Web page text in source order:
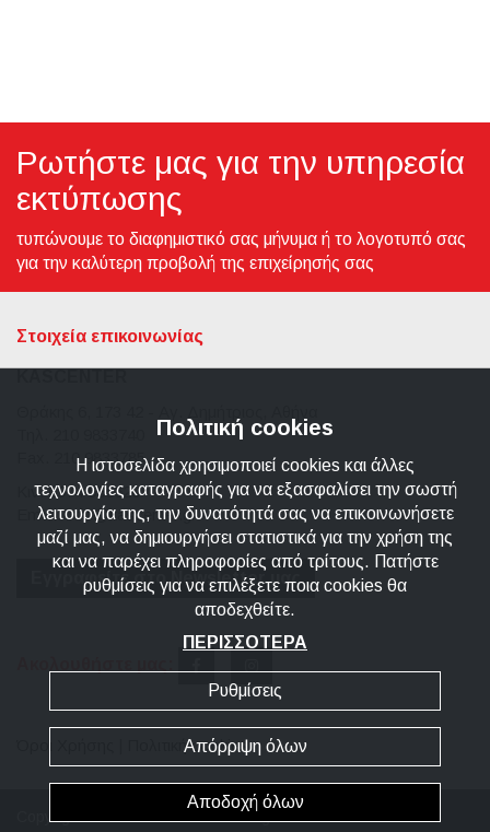
Ρωτήστε μας για την υπηρεσία
εκτύπωσης
τυπώνουμε το διαφημιστικό σας μήνυμα ή το λογοτυπό σας
για την καλύτερη προβολή της επιχείρησής σας
Στοιχεία επικοινωνίας
Fax. 210 9833785
Κιν. 6974 666620
Email: info@kascenter.gr
Εγγραφείτε στο Newsletter μας
Πολιτική cookies
Copyright © 2026 KasCenter - All rights reserved.
Πολιτική cookies
Η ιστοσελίδα χρησιμοποιεί cookies και άλλες
τεχνολογίες καταγραφής για να εξασφαλίσει την σωστή
λειτουργία της, την δυνατότητά σας να επικοινωνήσετε
μαζί μας, να δημιουργήσει στατιστικά για την χρήση της
και να παρέχει πληροφορίες από τρίτους. Πατήστε
ρυθμίσεις για να επιλέξετε ποια cookies θα
αποδεχθείτε.
ΠΕΡΙΣΣΟΤΕΡΑ
Ρυθμίσεις
Απόρριψη όλων
Αποδοχή όλων